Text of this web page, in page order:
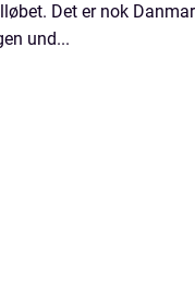
Det er nok
und...